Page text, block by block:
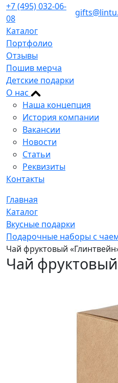
+7 (495) 032-06-
08
Каталог
Портфолио
Отзывы
Пошив мерча
Детские подарки
О нас
Наша концепция
История компании
Вакансии
Новости
Статьи
Реквизиты
Контакты
Главная
Каталог
Вкусные подарки
Подарочные наборы с
Чай фруктовый
Чай